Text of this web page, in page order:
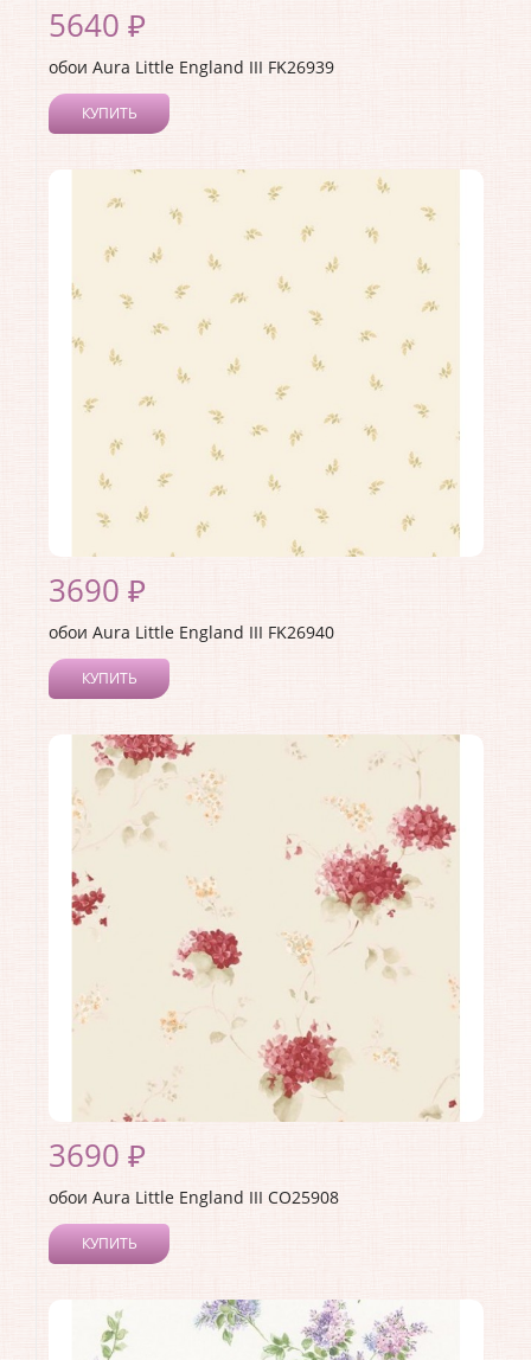
5640 ₽
обои Aura Little England III FK26939
КУПИТЬ
3690 ₽
обои Aura Little England III FK26940
КУПИТЬ
3690 ₽
обои Aura Little England III CO25908
КУПИТЬ